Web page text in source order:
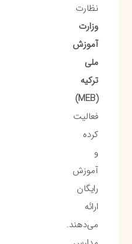
نظارت
وزارت
آموزش
ملی
ترکیه
(MEB)
فعالیت
کرده
و
آموزش
رایگان
ارائه
می‌دهند.